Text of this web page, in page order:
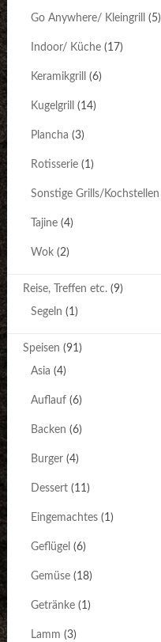
Go Anywhere/ Kleingrill (5)
Indoor/ Küche(17)
Keramikgrill (6)
Kugelgrill (14)
Plancha (3)
Rotisserie(1)
Sonstige Grills/Kochstellen
Tajine(4)
Wok(2)
Reise, Treffen etc.(9)
Segeln (1)
Speisen (91)
Asia (4)
Auflauf(6)
Backen (6)
Burger(4)
Dessert(11)
Eingemachtes(1)
Geflügel (6)
Gemüse(18)
Getränke(1)
Lamm (3)